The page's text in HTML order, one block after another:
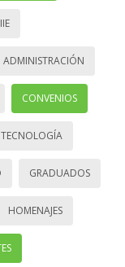
IIE
ADMINISTRACIÓN
CONVENIOS
GRADUADOS
HOMENAJES